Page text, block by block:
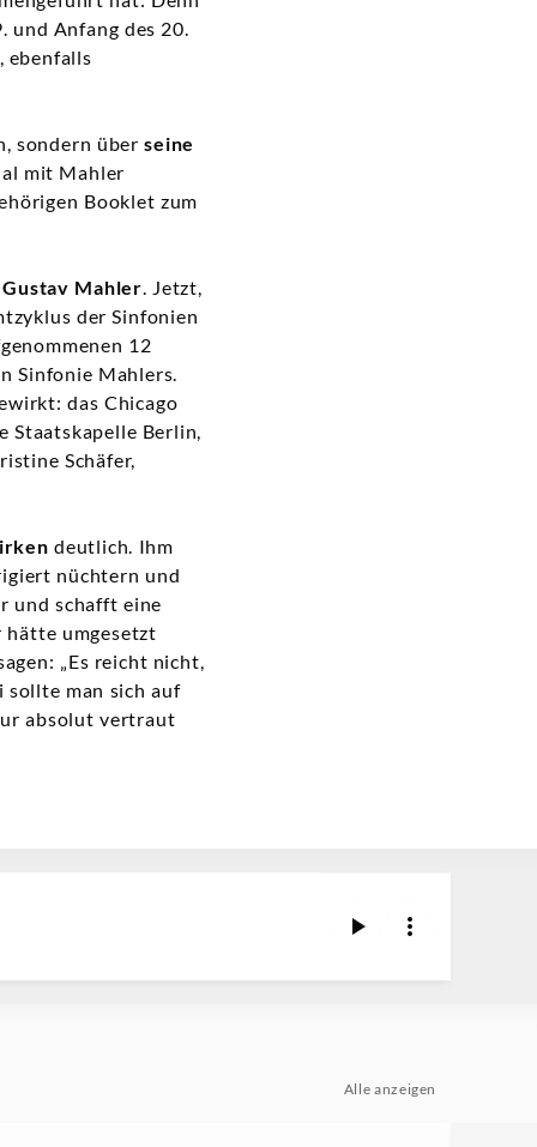
und Anfang des 20.
ebenfalls
sondern überseine
mit Mahler
Booklet zum
Mahler. Jetzt,
der Sinfonien
12
Sinfonie Mahlers.
das Chicago
Staatskapelle Berlin,
Schäfer,
deutlich. Ihm
nüchtern und
und schafft eine
hätte umgesetzt
„Es reicht nicht,
sollte man sich auf
absolut vertraut
Alle anzeigen